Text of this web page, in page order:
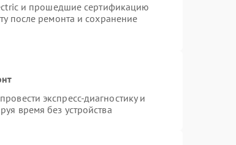
и прошедшие сертификацию
после ремонта и сохранение
экспресс-диагностику и
время без устройства